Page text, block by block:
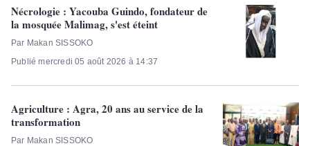
Nécrologie : Yacouba Guindo, fondateur de
la mosquée Malimag, s'est éteint
Par Makan SISSOKO
Publié mercredi 05 août 2026 à 14:37
Agriculture : Agra, 20 ans au service de la
transformation
Par Makan SISSOKO